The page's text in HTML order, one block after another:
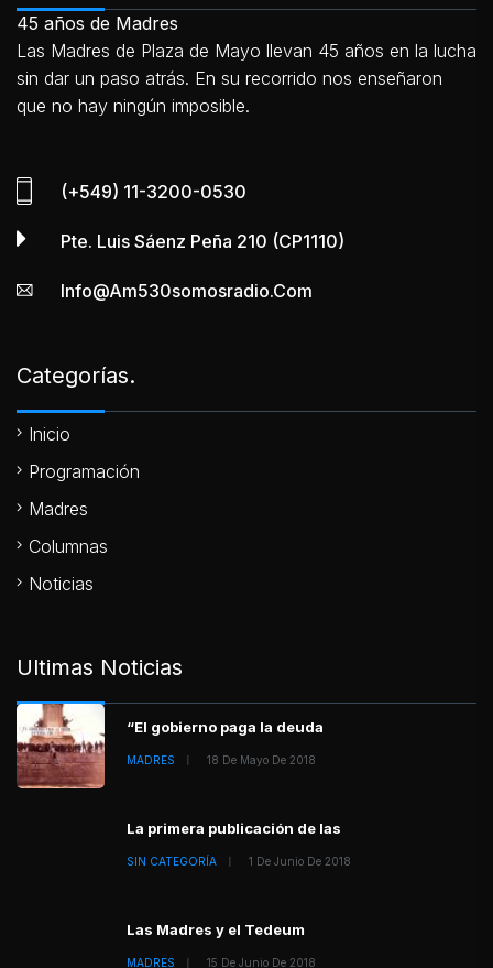
45 años de Madres
Las Madres de Plaza de Mayo llevan 45 años en la lucha
sin dar un paso atrás. En su recorrido nos enseñaron
que no hay ningún imposible.
(+549) 11-3200-0530
Pte. Luis Sáenz Peña 210 (CP1110)
Info@am530somosradio.com
Categorías.
Inicio
Programación
Madres
Columnas
Noticias
Ultimas Noticias
“El gobierno paga la deuda
MADRES 18 De Mayo De 2018
La primera publicación de las
SIN CATEGORÍA 1 De Junio De 2018
Las Madres y el Tedeum
MADRES 15 De Junio De 2018